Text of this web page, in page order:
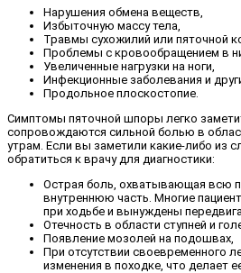
Нарушения обмена веществ,
Избыточную массу тела,
Травмы сухожилий или пяточной
Проблемы с кровообращением в
Увеличенные нагрузки на ноги,
Инфекционные заболевания и
Продольное плоскостопие.
Симптомы пяточной шпоры легко
сопровождаются сильной болью в
утрам. Если вы заметили какие-либо из
обратиться к врачу для диагностики:
Острая боль, охватывающая всю
внутреннюю часть. Многие
при ходьбе и вынуждены
Отечность в области ступней и
Появление мозолей на подошвах,
При отсутствии своевременного
изменения в походке, что делает